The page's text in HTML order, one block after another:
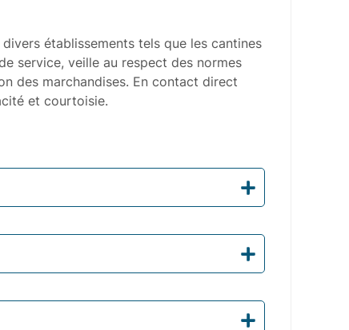
établissements tels que les cantines
service, veille au respect des normes
des marchandises. En contact direct
et courtoisie.